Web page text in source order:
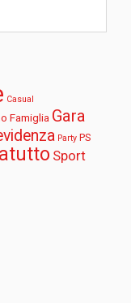
Casual
Famiglia Gara
Party PS
Sport